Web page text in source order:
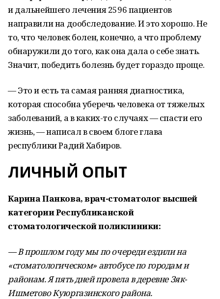
и дальнейшего лечения 2596 пациентов
направили на дообследование. И это хорошо. Не
то, что человек болен, конечно, а что проблему
обнаружили до того, как она дала о себе знать.
Значит, победить болезнь будет гораздо проще.
— Это и есть та самая ранняя диагностика,
которая способна уберечь человека от тяжелых
заболеваний, а в каких-то случаях — спасти его
жизнь, — написал в своем блоге глава
республики Радий Хабиров.
ЛИЧНЫЙ ОПЫТ
Карина Панкова, врач-стоматолог высшей
категории Республиканской
стоматологической поликлиники:
— В прошлом году мы по очереди ездили на
«стоматологическом» автобусе по городам и
районам. Я пять дней провела в деревне Зяк-
Ишметово Куюргазинского района.